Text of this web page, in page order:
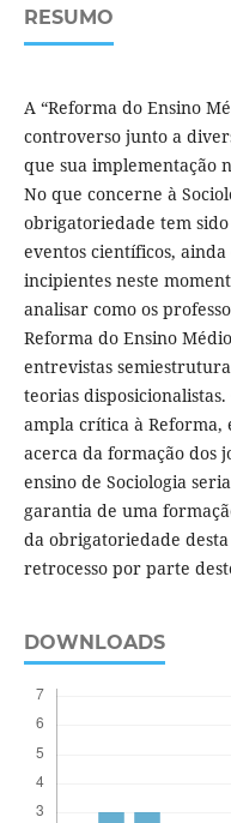
RESUMO
A “Reforma do Ensino
controverso junto a
que sua implementação
No que concerne à
obrigatoriedade tem
eventos científicos,
incipientes neste
analisar como os
Reforma do Ensino
entrevistas
teorias
ampla crítica à Reforma,
acerca da formação dos
ensino de Sociologia
garantia de uma
da obrigatoriedade
retrocesso por parte
DOWNLOADS